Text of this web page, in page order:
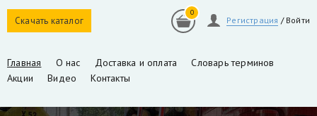
Скачать каталог Регистрация / Войти
0
Главная О нас Доставка и оплата
Словарь терминов
Акции
Видео Контакты